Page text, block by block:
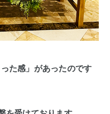
た感」があったのです